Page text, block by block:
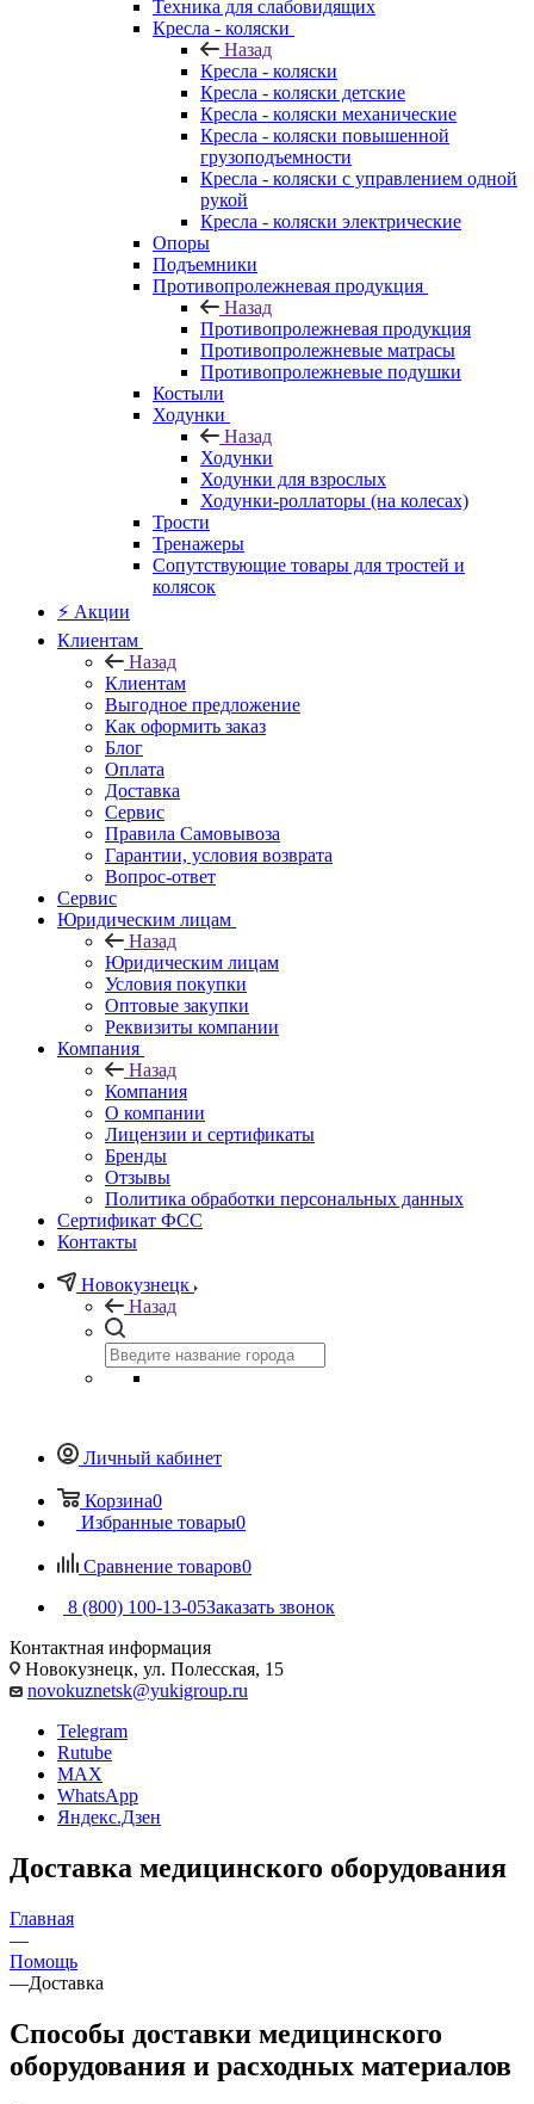
Техника для слабовидящих
Кресла - коляски
Назад
Кресла - коляски
Кресла - коляски детские
Кресла - коляски механические
Кресла - коляски повышенной
грузоподъемности
Кресла - коляски с управлением одной
рукой
Кресла - коляски электрические
Опоры
Подъемники
Противопролежневая продукция
Назад
Противопролежневая продукция
Противопролежневые матрасы
Противопролежневые подушки
Костыли
Ходунки
Назад
Ходунки
Ходунки для взрослых
Ходунки-роллаторы (на колесах)
Трости
Тренажеры
Сопутствующие товары для тростей и
колясок
⚡ Акции
Клиентам
Назад
Клиентам
Выгодное предложение
Как оформить заказ
Блог
Оплата
Доставка
Сервис
Правила Самовывоза
Гарантии, условия возврата
Вопрос-ответ
Сервис
Юридическим лицам
Назад
Юридическим лицам
Условия покупки
Оптовые закупки
Реквизиты компании
Компания
Назад
Компания
О компании
Лицензии и сертификаты
Бренды
Отзывы
Политика обработки персональных данных
Сертификат ФСС
Контакты
Новокузнецк
Назад
Личный кабинет
Корзина0
Избранные товары0
Сравнение товаров0
8 (800) 100-13-05Заказать звонок
Контактная информация
Новокузнецк, ул. Полесская, 15
novokuznetsk@yukigroup.ru
Telegram
Rutube
MAX
WhatsApp
Яндекс.Дзен
Доставка медицинского оборудования
Главная
—
Помощь
—Доставка
Способы доставки медицинского
оборудования и расходных материалов